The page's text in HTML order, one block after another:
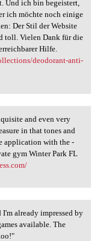
Und ich bin begeistert,
ich möchte noch einige
Der Stil der Website
toll. Vielen Dank für die
Hilfe.
deodorant-anti-
and even very
in that tones and
application with the -
gym Winter Park FL
and I'm
already impressed by
available. The